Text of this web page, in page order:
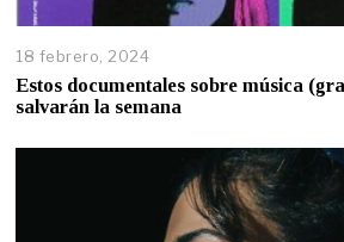
18 febrero, 2024
Estos documentales sobre música
salvarán la semana